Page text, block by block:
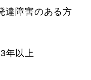
達障害のある方
3年以上